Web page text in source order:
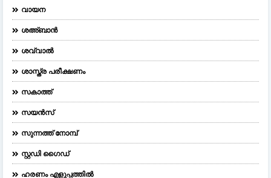
വായന
ശഅ്ബാൻ
ശവ്വാൽ
ശാസ്ത്ര പരീക്ഷണം
സകാത്ത്
സയൻസ്
സുന്നത്ത് നോമ്പ്
സ്റ്റഡി ഗൈഡ്
ഹരണം എളുപ്പത്തിൽ